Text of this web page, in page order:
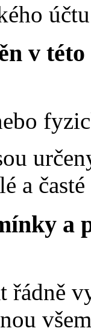
v
a
a
řádně